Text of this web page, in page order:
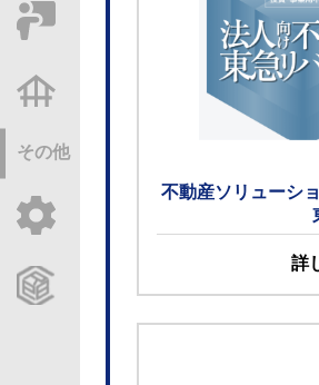
その他
不動産ソリューシ
詳